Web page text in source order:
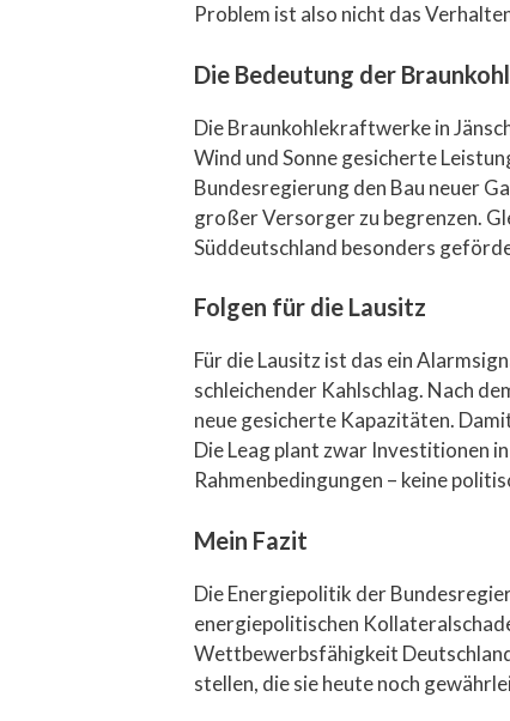
Problem ist also nicht das
Die Bedeutung der
Die Braunkohlekraftwerke in
Wind und Sonne gesicherte
Bundesregierung den Bau neuer
großer Versorger zu begrenzen.
Süddeutschland besonders
Folgen für die Lausitz
Für die Lausitz ist das ein
schleichender Kahlschlag. Nach
neue gesicherte Kapazitäten.
Die Leag plant zwar Investitionen
Rahmenbedingungen – keine
Mein Fazit
Die Energiepolitik der
energiepolitischen
Wettbewerbsfähigkeit
stellen, die sie heute noch